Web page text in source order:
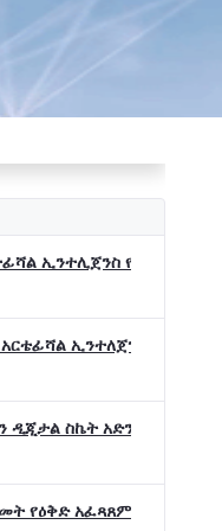
ኢንተሊጀንስ የትብብር
ኢንተለጀንስ ትብብር
ዲጂታል ስኬት አድንቀዋል
የዕቅድ አፈጻጸምና የቀጣይ